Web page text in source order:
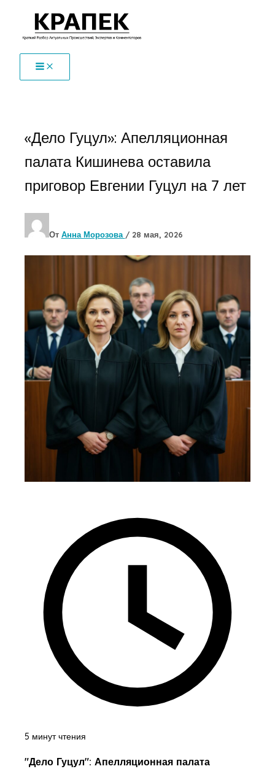
Перейти
содержимому
«Дело Гуцул»: Апелляционная
палата Кишинева оставила
приговор Евгении Гуцул на 7 лет
От Анна Морозова / 28 мая, 2026
5 минут чтения
"Дело Гуцул": Апелляционная палата